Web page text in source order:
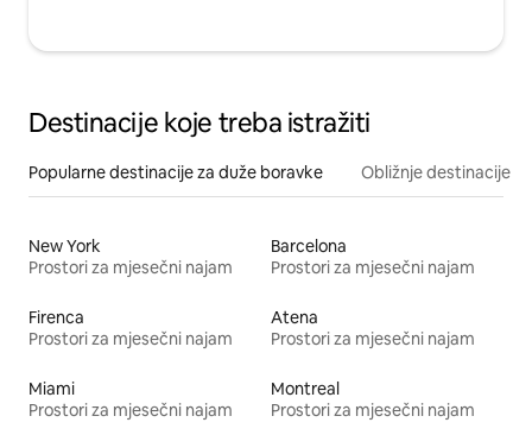
Destinacije koje treba istražiti
Popularne destinacije za duže boravke Obližnje destinacije
New York
Prostori za mjesečni najam
Barcelona
Prostori za mjesečni najam
Firenca
Prostori za mjesečni najam
Atena
Prostori za mjesečni najam
Miami
Prostori za mjesečni najam
Montreal
Prostori za mjesečni najam